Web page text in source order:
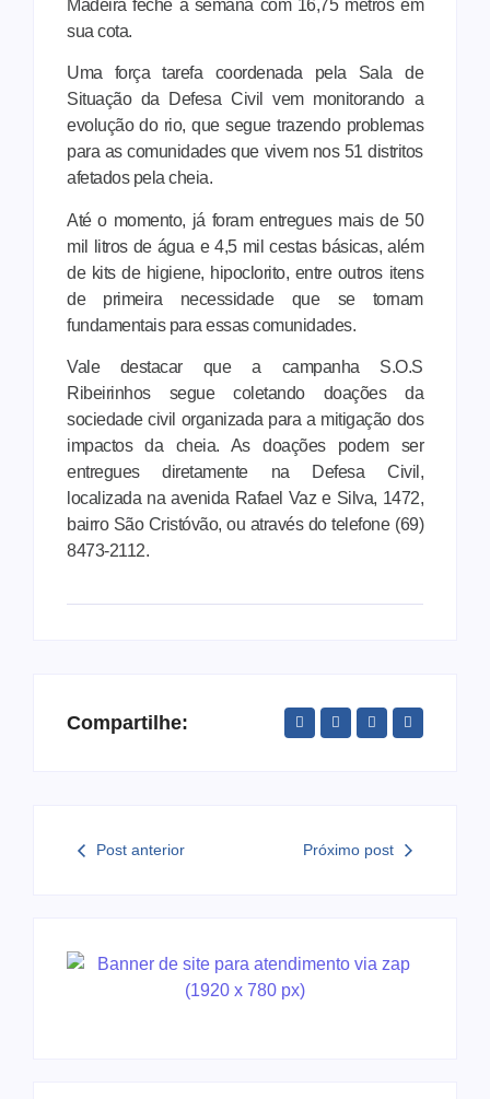
Madeira feche a semana com 16,75 metros em
sua cota.
Uma força tarefa coordenada pela Sala de
Situação da Defesa Civil vem monitorando a
evolução do rio, que segue trazendo problemas
para as comunidades que vivem nos 51 distritos
afetados pela cheia.
Até o momento, já foram entregues mais de 50
mil litros de água e 4,5 mil cestas básicas, além
de kits de higiene, hipoclorito, entre outros itens
de primeira necessidade que se tornam
fundamentais para essas comunidades.
Vale destacar que a campanha S.O.S
Ribeirinhos segue coletando doações da
sociedade civil organizada para a mitigação dos
impactos da cheia. As doações podem ser
entregues diretamente na Defesa Civil,
localizada na avenida Rafael Vaz e Silva, 1472,
bairro São Cristóvão, ou através do telefone (69)
8473-2112.
Compartilhe:
Post anterior Próximo post